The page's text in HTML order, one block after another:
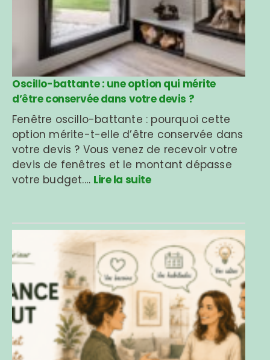
Oscillo-battante : une option qui mérite
d’être conservée dans votre devis ?
Fenêtre oscillo-battante : pourquoi cette
option mérite-t-elle d’être conservée dans
votre devis ? Vous venez de recevoir votre
devis de fenêtres et le montant dépasse
votre budget.… Lire la suite